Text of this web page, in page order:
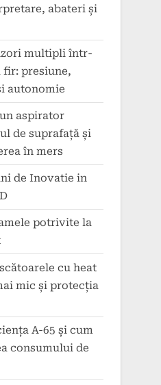
abateri și
multipli într-
fir: presiune,
autonomie
aspirator
de suprafață și
în mers
de Inovatie in
potrivite la
cu heat
mic și protecția
A-65 și cum
consumului de